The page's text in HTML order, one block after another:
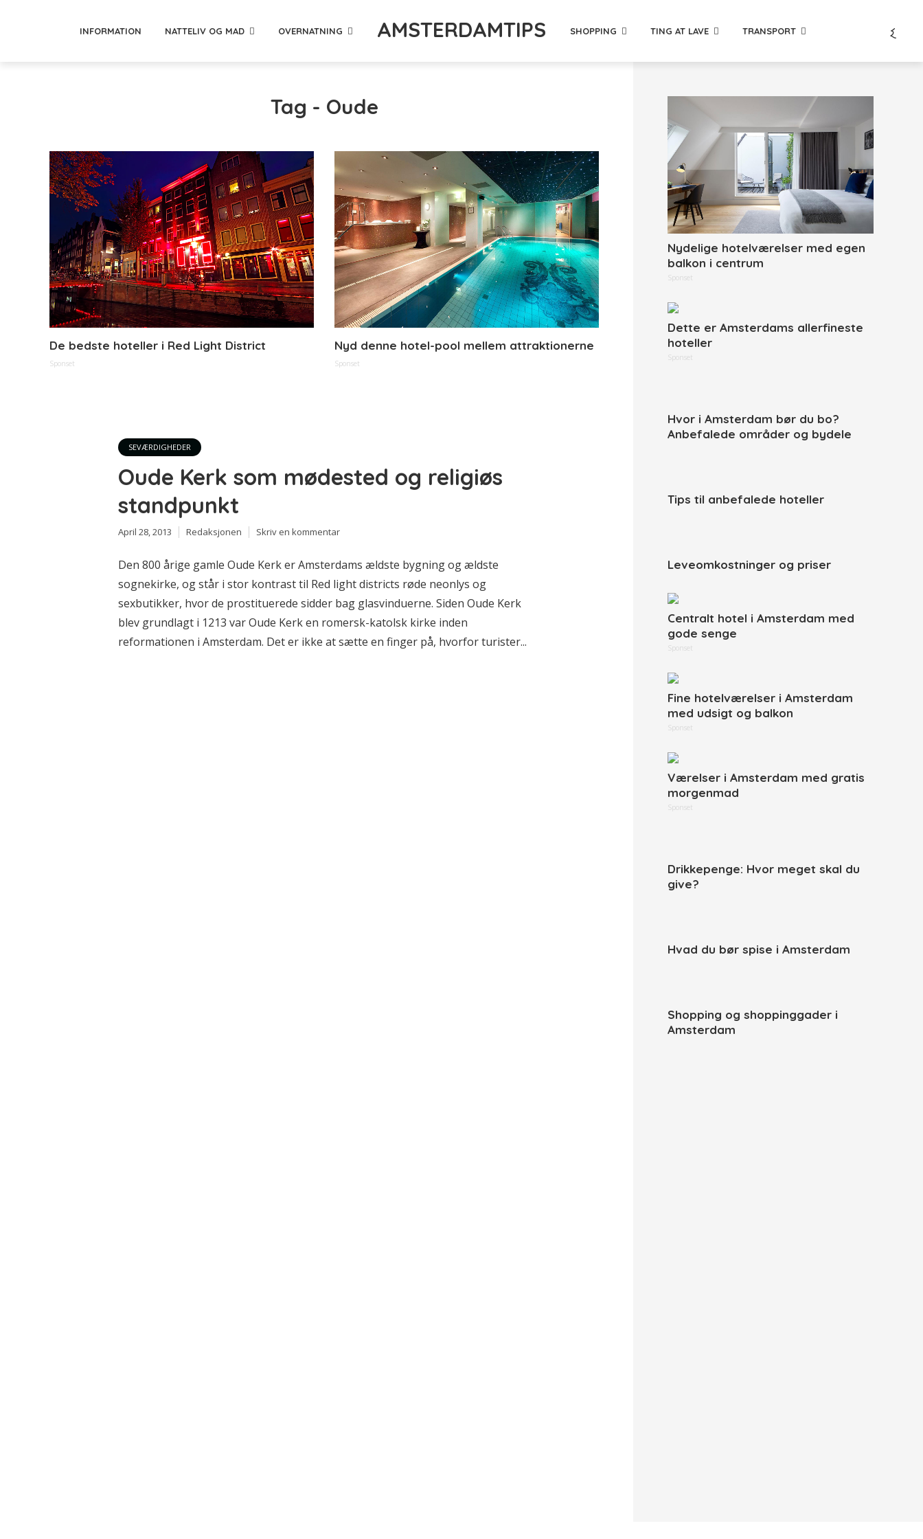
INFORMATION NATTELIV OG MAD OVERNATNING AMSTERDAMTIPS SHOPPING TING AT LAVE TRANSPORT
Tag - Oude
De bedste hoteller i Red Light District
Sponset
Nyd denne hotel-pool mellem attraktionerne
Sponset
SEVÆRDIGHEDER
Oude Kerk som mødested og religiøs
standpunkt
April 28, 2013 Redaksjonen Skriv en kommentar
Den 800 årige gamle Oude Kerk er Amsterdams ældste bygning og ældste
sognekirke, og står i stor kontrast til Red light districts røde neonlys og
sexbutikker, hvor de prostituerede sidder bag glasvinduerne. Siden Oude Kerk
blev grundlagt i 1213 var Oude Kerk en romersk-katolsk kirke inden
reformationen i Amsterdam. Det er ikke at sætte en finger på, hvorfor turister...
Nydelige hotelværelser med egen
balkon i centrum
Sponset
Dette er Amsterdams allerfineste
hoteller
Sponset
Hvor i Amsterdam bør du bo?
Anbefalede områder og bydele
Tips til anbefalede hoteller
Leveomkostninger og priser
Centralt hotel i Amsterdam med
gode senge
Sponset
Fine hotelværelser i Amsterdam
med udsigt og balkon
Sponset
Værelser i Amsterdam med gratis
morgenmad
Sponset
Drikkepenge: Hvor meget skal du
give?
Hvad du bør spise i Amsterdam
Shopping og shoppinggader i
Amsterdam